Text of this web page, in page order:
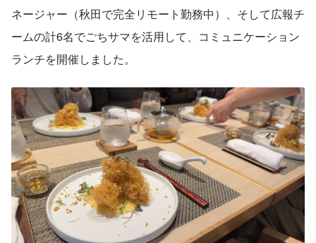
ネージャー（秋田で完全リモート勤務中）、そして広報チ
ームの計6名でごちサマを活用して、コミュニケーション
ランチを開催しました。